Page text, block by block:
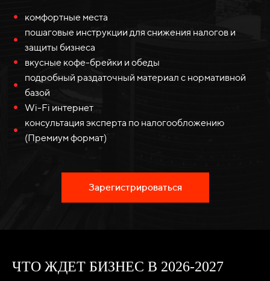
комфортные места
пошаговые инструкции для снижения налогов и
защиты бизнеса
вкусные кофе-брейки и обеды
подробный раздаточный материал с нормативной
базой
Wi-Fi интернет
консультация эксперта по налогообложению
(Премиум формат)
Зарегистрироваться
ЧТО ЖДЕТ БИЗНЕС В 2026-2027